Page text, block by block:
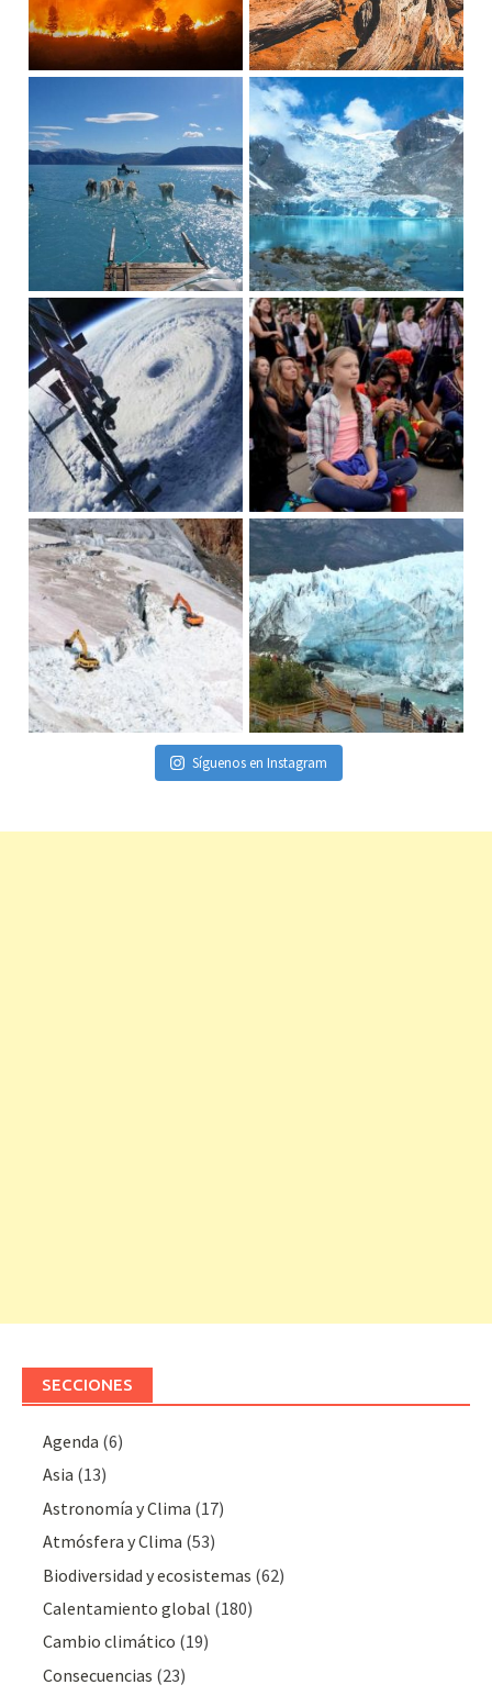
Síguenos en Instagram
SECCIONES
Agenda (6)
Asia (13)
Astronomía y Clima (17)
Atmósfera y Clima (53)
Biodiversidad y ecosistemas (62)
Calentamiento global (180)
Cambio climático (19)
Consecuencias (23)